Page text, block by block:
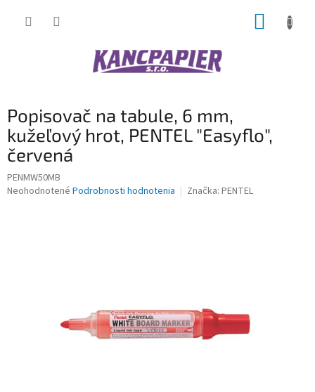
Popisovač na tabule, 6 mm,
kužeľový hrot, PENTEL "Easyflo",
červená
PENMW50MB
Priemerné
Neohodnotené Podrobnosti hodnotenia Značka: PENTEL